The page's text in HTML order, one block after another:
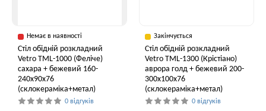
Немає в наявності
Стіл обідній розкладний
Vetro ТМL-1000 (Феліче)
сахара + бежевий 160-
240x90x76
(склокераміка+метал)
0 відгуків
Закінчується
Стіл обідній розкладний
Vetro TML-1300 (Крістіано)
аврора голд + бежевий 200-
300x100x76
(склокераміка+метал)
0 відгуків